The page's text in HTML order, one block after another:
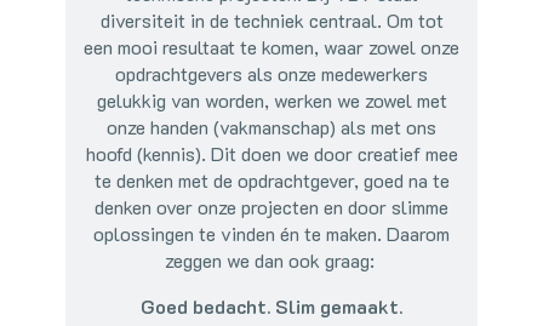
diversiteit in de techniek centraal. Om tot
een mooi resultaat te komen, waar zowel onze
opdrachtgevers als onze medewerkers
gelukkig van worden, werken we zowel met
onze handen (vakmanschap) als met ons
hoofd (kennis). Dit doen we door creatief mee
te denken met de opdrachtgever, goed na te
denken over onze projecten en door slimme
oplossingen te vinden én te maken. Daarom
zeggen we dan ook graag:
Goed bedacht. Slim gemaakt.